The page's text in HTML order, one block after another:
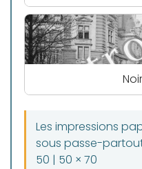
Les impressions
sous passe-partout
50 | 50 × 70